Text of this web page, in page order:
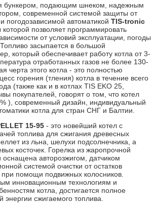
бункером, подающим шнеком, надежным
современной системой защиты от
погодозависимой автоматикой TIS-tronic
которой позволяет программировать
от условий эксплуатации, погоды
засыпается в большой
который обеспечивает работу котла от 3-
отработанных газов не более 130-
черта этого котла - это полностью
горения (тления) котла в течение всего
(также как и в котлах TIS EKO 25,
покупателей, говорят о том, что котел
), современный дизайн, индивидуальный
котла для стран СНГ и Балтии.
15-95 - это новейший котел с
топлива для сжигания древесных
из льна, шелухи подсолнечника, а
косточек. Горелка из жаропрочной
авторозжигом, датчиком
системой очистки от остатков
при помощи подвижных колосников.
инновационным технологиям и
котла, достигается полное
энергии сжигаемого топлива.